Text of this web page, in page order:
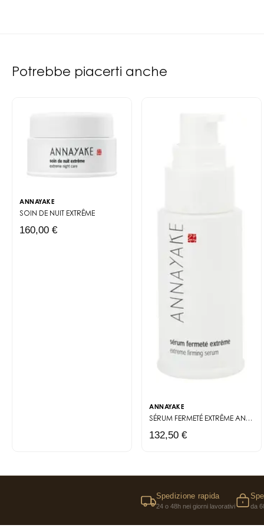
Potrebbe piacerti anche
ANNAYAKE
SOIN DE NUIT EXTRÊME
160,00 €
ANNAYAKE
SÉRUM FERMETÉ EXTRÊME ANTI-AGE EXTRÊME
132,50 €
Spedizione rapida
24 o 48h nei giorni lavorativi da